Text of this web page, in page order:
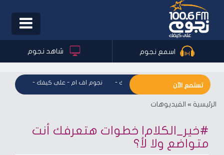
Toggle
اسمع نجوم شاهد نجوم
تستمع الآن -نجوم اف ام - على كيفك -نجوم اف ام - على كيفك نجوم
الرئيسية » الفيديوهات
#خير_الكلام| خطوات هتعرفك أنت
متواضع ولا لأ؟